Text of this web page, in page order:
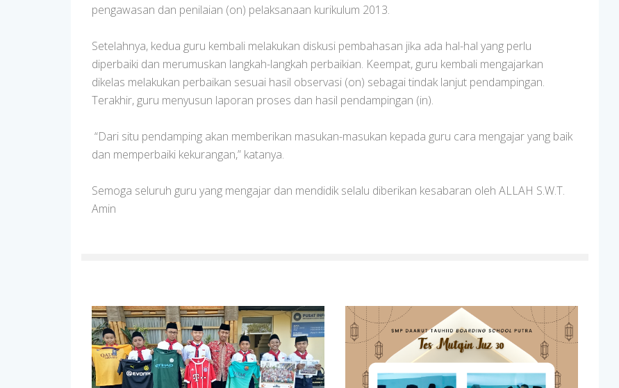
pengawasan dan penilaian (on) pelaksanaan kurikulum 2013.
Setelahnya, kedua guru kembali melakukan diskusi pembahasan jika ada hal-hal yang perlu
diperbaiki dan merumuskan langkah-langkah perbaikian. Keempat, guru kembali mengajarkan
dikelas melakukan perbaikan sesuai hasil observasi (on) sebagai tindak lanjut pendampingan.
Terakhir, guru menyusun laporan proses dan hasil pendampingan (in).
“Dari situ pendamping akan memberikan masukan-masukan kepada guru cara mengajar yang baik
dan memperbaiki kekurangan,” katanya.
Semoga seluruh guru yang mengajar dan mendidik selalu diberikan kesabaran oleh ALLAH S.W.T.
Amin